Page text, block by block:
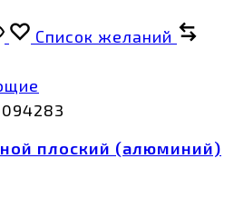
Список желаний
плоский (алюминий)